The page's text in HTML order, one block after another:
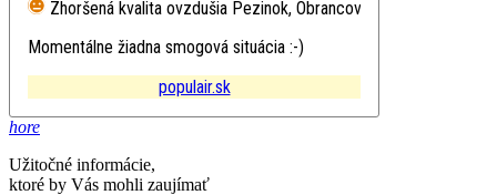
Zhoršená kvalita ovzdušia Pezinok, Obrancov mieru
Momentálne žiadna smogová situácia :-)
populair.sk
hore
Užitočné informácie,
ktoré by Vás mohli zaujímať